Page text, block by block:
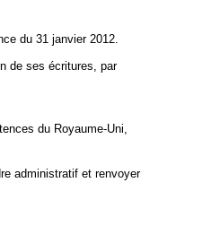
du 31 janvier 2012.
de ses écritures, par
du Royaume-Uni,
administratif et renvoyer